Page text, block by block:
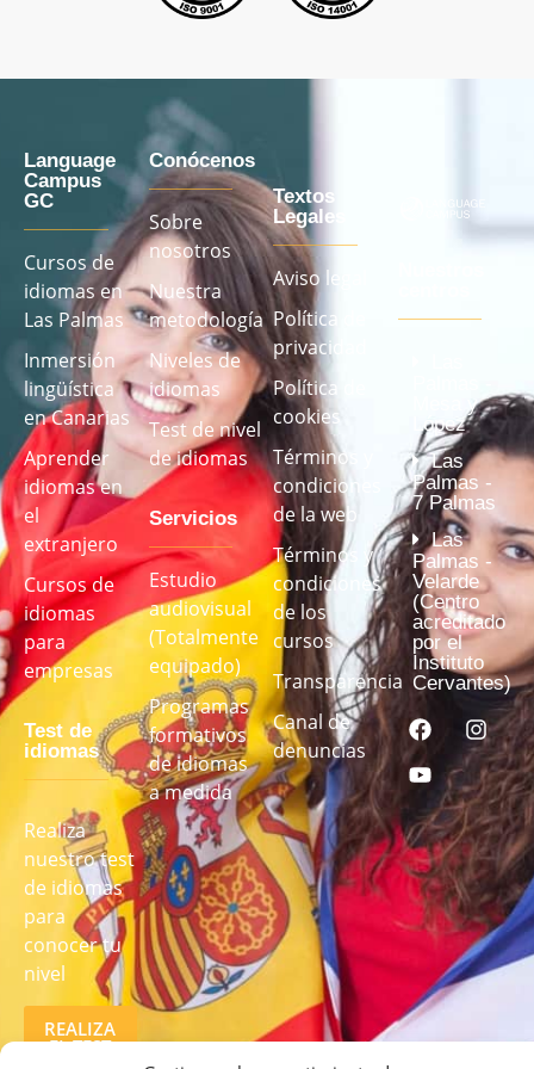
Language
Campus
GC
Cursos de
idiomas en
Las Palmas
Inmersión
lingüística
en Canarias
Aprender
idiomas en
el
extranjero
Cursos de
idiomas
para
empresas
Test de
idiomas
Realiza
nuestro test
de idiomas
para
conocer tu
nivel
REALIZA
EL TEST
Conócenos
Sobre
nosotros
Nuestra
metodología
Niveles de
idiomas
Test de nivel
de idiomas
Servicios
Estudio
audiovisual
(Totalmente
equipado)
Programas
formativos
de idiomas
a medida
Textos
Legales
Aviso legal
Política de
privacidad
Política de
cookies
Términos y
condiciones
de la web
Términos y
condiciones
de los
cursos
Transparencia
Canal de
denuncias
Mesa y
López
Las
Palmas -
7 Palmas
Las
Palmas -
Velarde
(Centro
acreditado
por el
Instituto
Cervantes)